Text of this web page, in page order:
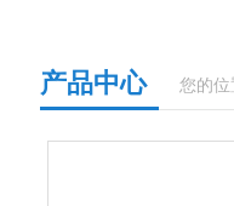
您的位
产品中心